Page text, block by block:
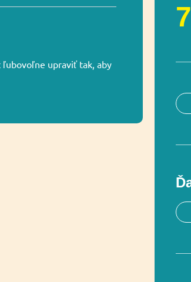
upraviť tak, aby